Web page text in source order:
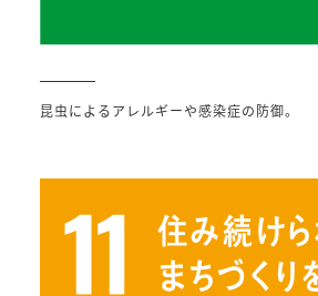
昆虫によるアレルギーや感染症の防御。